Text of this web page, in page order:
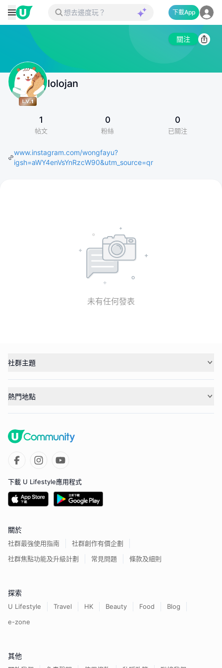
下載App
關注
lolojan
1
帖文
0
粉絲
0
已關注
www.instagram.com/wongfayu?
igsh=aWY4enVsYnRzcW90&utm_source=qr
未有任何發表
社群主題
熱門地點
下載 U Lifestyle應用程式
關於
社群最強使用指南
社群創作有價企劃
社群焦點功能及升級計劃
常見問題 條款及細則
探索
U Lifestyle Travel HK Beauty Food
Blog
e-zone
其他